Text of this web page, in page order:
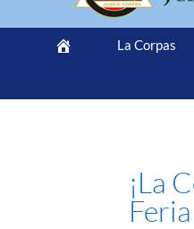
La Corpas
¡La